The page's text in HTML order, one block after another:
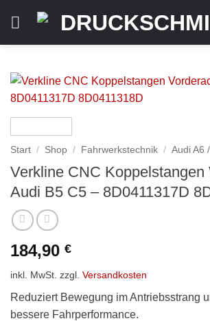
Inhalt
springen
Start / Shop / Fahrwerkstechnik / Audi A6
Verkline CNC Koppelstangen
Audi B5 C5 – 8D0411317D
184,90 €
inkl. MwSt. zzgl. Versandkosten
Reduziert Bewegung im Antriebsstrang
bessere Fahrperformance.